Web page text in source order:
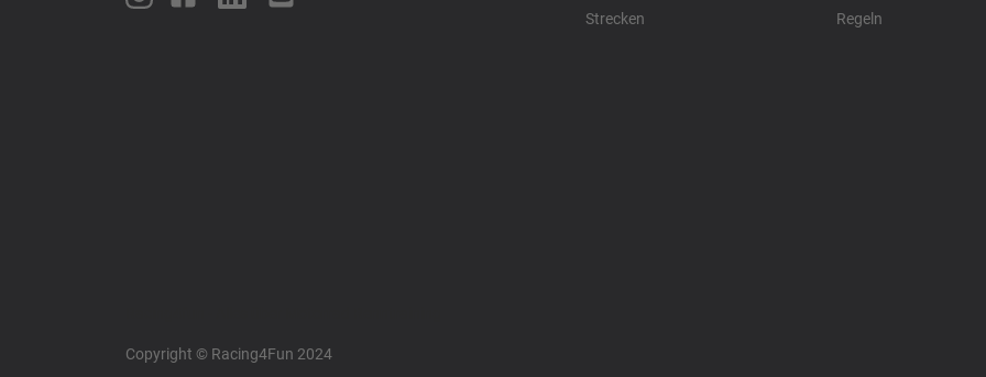
Strecken Regeln
Copyright © Racing4Fun 2024